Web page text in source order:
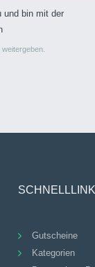
und bin mit der
Gutscheine
Kategorien